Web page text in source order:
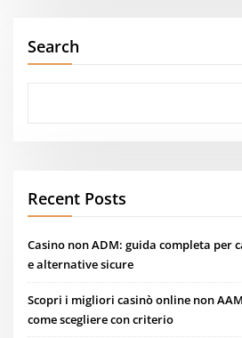
Search
Recent Posts
Casino non ADM: guida completa per
e alternative sicure
Scopri i migliori casinò online non
come scegliere con criterio